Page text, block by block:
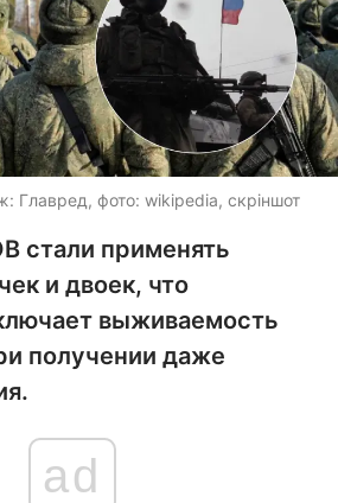
Главред, фото: wikipedia, скріншот
стали применять
и двоек, что
выживаемость
получении даже
ad